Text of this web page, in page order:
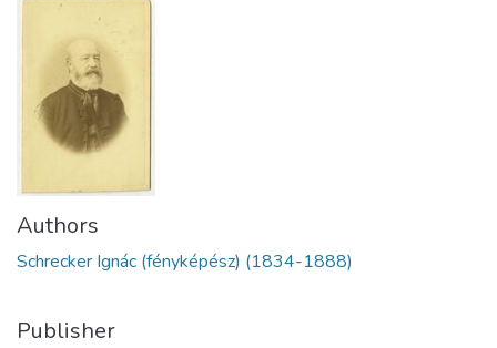
About us
Authors
Schrecker Ignác (fényképész) (1834-1888)
Publisher